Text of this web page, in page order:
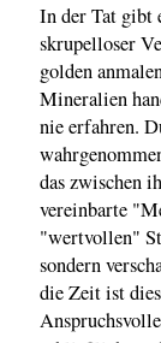
In der Tat gibt
skrupelloser
golden
Mineralien
nie erfahren.
das zwischen
vereinbarte
"wertvollen"
sondern
die Zeit ist